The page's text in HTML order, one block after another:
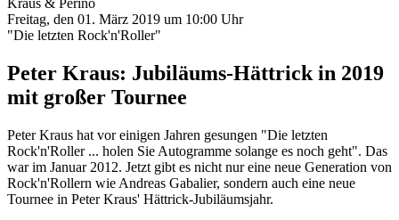
Kraus & Perino
Freitag, den 01. März 2019 um 10:00 Uhr
"Die letzten Rock'n'Roller"
Peter Kraus: Jubiläums-Hättrick in 2019
mit großer Tournee
Peter Kraus hat vor einigen Jahren gesungen "Die letzten
Rock'n'Roller ... holen Sie Autogramme solange es noch geht". Das
war im Januar 2012. Jetzt gibt es nicht nur eine neue Generation von
Rock'n'Rollern wie Andreas Gabalier, sondern auch eine neue
Tournee in Peter Kraus' Hättrick-Jubiläumsjahr.